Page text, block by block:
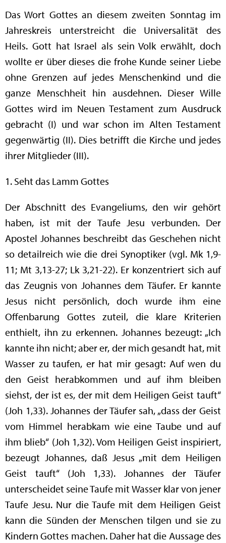
Das Wort Gottes an diesem zweiten Sonntag im
Jahreskreis unterstreicht die Universalität des
Heils. Gott hat Israel als sein Volk erwählt, doch
wollte er über dieses die frohe Kunde seiner Liebe
ohne Grenzen auf jedes Menschenkind und die
ganze Menschheit hin ausdehnen. Dieser Wille
Gottes wird im Neuen Testament zum Ausdruck
gebracht (I) und war schon im Alten Testament
gegenwärtig (II). Dies betrifft die Kirche und jedes
ihrer Mitglieder (III).
1. Seht das Lamm Gottes
Der Abschnitt des Evangeliums, den wir gehört
haben, ist mit der Taufe Jesu verbunden. Der
Apostel Johannes beschreibt das Geschehen nicht
so detailreich wie die drei Synoptiker (vgl. Mk 1,9-
11; Mt 3,13-27; Lk 3,21-22). Er konzentriert sich auf
das Zeugnis von Johannes dem Täufer. Er kannte
Jesus nicht persönlich, doch wurde ihm eine
Offenbarung Gottes zuteil, die klare Kriterien
enthielt, ihn zu erkennen. Johannes bezeugt: „Ich
kannte ihn nicht; aber er, der mich gesandt hat, mit
Wasser zu taufen, er hat mir gesagt: Auf wen du
den Geist herabkommen und auf ihm bleiben
siehst, der ist es, der mit dem Heiligen Geist tauft“
(Joh 1,33). Johannes der Täufer sah, „dass der Geist
vom Himmel herabkam wie eine Taube und auf
ihm blieb“ (Joh 1,32). Vom Heiligen Geist inspiriert,
bezeugt Johannes, daß Jesus „mit dem Heiligen
Geist tauft“ (Joh 1,33). Johannes der Täufer
unterscheidet seine Taufe mit Wasser klar von jener
Taufe Jesu. Nur die Taufe mit dem Heiligen Geist
kann die Sünden der Menschen tilgen und sie zu
Kindern Gottes machen. Daher hat die Aussage des